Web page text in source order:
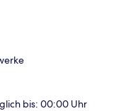
bis: 00:00 Uhr